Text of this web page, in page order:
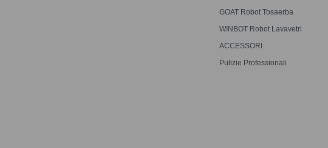
Aspirapolvere e
Lavapavimenti
GOAT Robot Tosaerba
WINBOT Robot Lavavetri
ACCESSORI
Pulizie Professionali